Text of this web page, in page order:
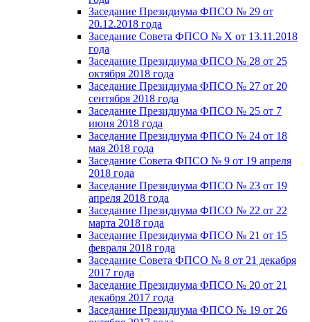
Заседание Президиума ФПСО № 29 от
20.12.2018 года
Заседание Совета ФПСО № X от 13.11.2018
года
Заседание Президиума ФПСО № 28 от 25
октября 2018 года
Заседание Президиума ФПСО № 27 от 20
сентября 2018 года
Заседание Президиума ФПСО № 25 от 7
июня 2018 года
Заседание Президиума ФПСО № 24 от 18
мая 2018 года
Заседание Совета ФПСО № 9 от 19 апреля
2018 года
Заседание Президиума ФПСО № 23 от 19
апреля 2018 года
Заседание Президиума ФПСО № 22 от 22
марта 2018 года
Заседание Президиума ФПСО № 21 от 15
февраля 2018 года
Заседание Совета ФПСО № 8 от 21 декабря
2017 года
Заседание Президиума ФПСО № 20 от 21
декабря 2017 года
Заседание Президиума ФПСО № 19 от 26